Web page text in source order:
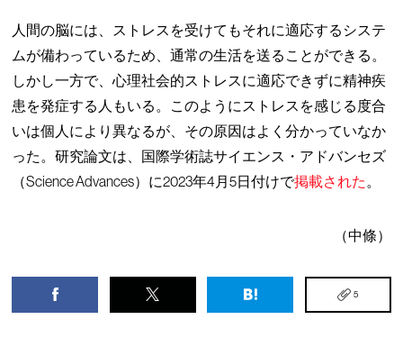
人間の脳には、ストレスを受けてもそれに適応するシステ
ムが備わっているため、通常の生活を送ることができる。
しかし一方で、心理社会的ストレスに適応できずに精神疾
患を発症する人もいる。このようにストレスを感じる度合
いは個人により異なるが、その原因はよく分かっていなか
った。研究論文は、国際学術誌サイエンス・アドバンセズ
（Science Advances）に2023年4月5日付けで掲載された 。
（中條）
5